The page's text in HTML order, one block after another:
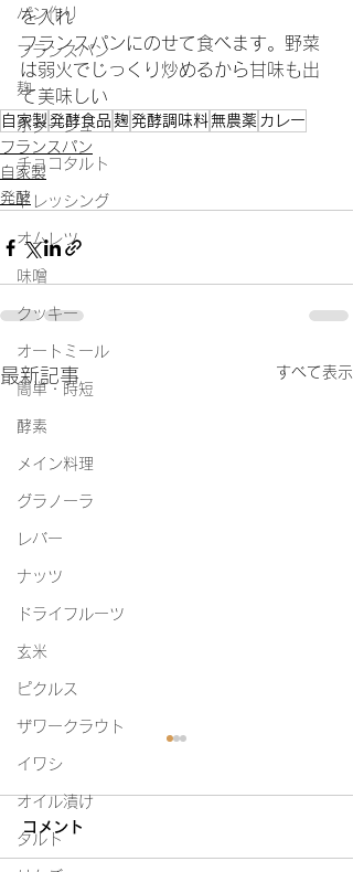
パン作り
フランスパン
麹
ポタージュ
チョコタルト
ドレッシング
オムレツ
味噌
クッキー
オートミール
簡単・時短
酵素
メイン料理
グラノーラ
レバー
ナッツ
ドライフルーツ
玄米
ピクルス
ザワークラウト
イワシ
オイル漬け
タルト
を入れ
フランスパンにのせて食べます。野菜
は弱火でじっくり炒めるから甘味も出
て美味しい
自家製 発酵食品 麹 発酵調味料無農薬 カレー
フランスパン
自家製
発酵
最新記事 すべて表示
コメント